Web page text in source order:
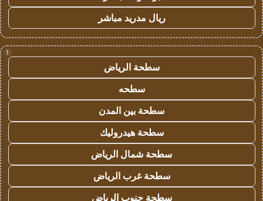
ريال مدريد مباشر
!
سطحة الرياض
سطحه
سطحة بين المدن
سطحة هيدروليك
سطحة شمال الرياض
سطحة غرب الرياض
سطحة جنوب الرياض